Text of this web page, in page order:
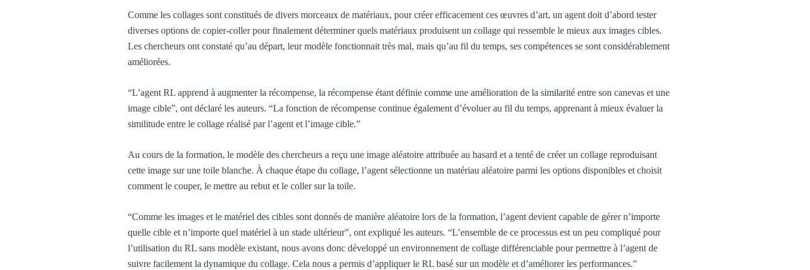
Comme les collages sont constitués de divers morceaux de matériaux, pour créer efficacement ces œuvres d’art, un agent doit d’abord tester
diverses options de copier-coller pour finalement déterminer quels matériaux produisent un collage qui ressemble le mieux aux images cibles.
Les chercheurs ont constaté qu’au départ, leur modèle fonctionnait très mal, mais qu’au fil du temps, ses compétences se sont considérablement
améliorées.
“L’agent RL apprend à augmenter la récompense, la récompense étant définie comme une amélioration de la similarité entre son canevas et une
image cible”, ont déclaré les auteurs. “La fonction de récompense continue également d’évoluer au fil du temps, apprenant à mieux évaluer la
similitude entre le collage réalisé par l’agent et l’image cible.”
Au cours de la formation, le modèle des chercheurs a reçu une image aléatoire attribuée au hasard et a tenté de créer un collage reproduisant
cette image sur une toile blanche. À chaque étape du collage, l’agent sélectionne un matériau aléatoire parmi les options disponibles et choisit
comment le couper, le mettre au rebut et le coller sur la toile.
“Comme les images et le matériel des cibles sont donnés de manière aléatoire lors de la formation, l’agent devient capable de gérer n’importe
quelle cible et n’importe quel matériel à un stade ultérieur”, ont expliqué les auteurs. “L’ensemble de ce processus est un peu compliqué pour
l’utilisation du RL sans modèle existant, nous avons donc développé un environnement de collage différenciable pour permettre à l’agent de
suivre facilement la dynamique du collage. Cela nous a permis d’appliquer le RL basé sur un modèle et d’améliorer les performances.”